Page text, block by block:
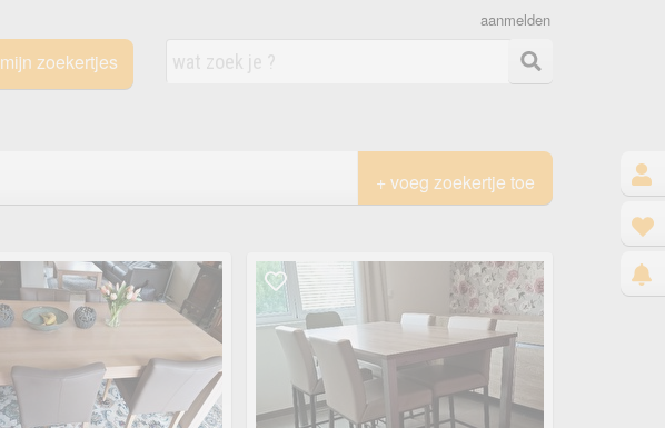
mijn zoekertjes
aanmelden
+ voeg zoekertje toe